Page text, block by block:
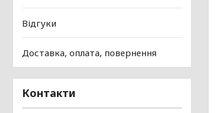
Відгуки
Доставка, оплата, повернення
Контакти